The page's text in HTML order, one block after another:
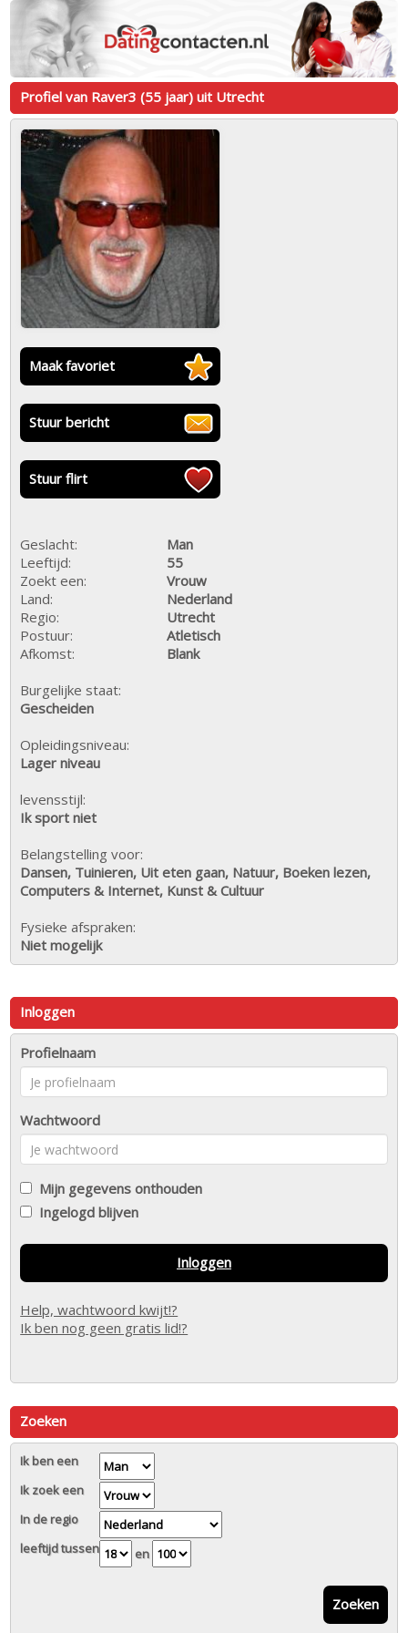
Profiel van Raver3 (55 jaar) uit Utrecht
Maak favoriet
Stuur bericht
Stuur flirt
Geslacht:
Man
Leeftijd:
55
Zoekt een:
Vrouw
Land:
Nederland
Regio:
Utrecht
Postuur:
Atletisch
Afkomst:
Blank
Burgelijke staat:
Gescheiden
Opleidingsniveau:
Lager niveau
levensstijl:
Ik sport niet
Belangstelling voor:
Dansen, Tuinieren, Uit eten gaan, Natuur, Boeken lezen,
Computers & Internet, Kunst & Cultuur
Fysieke afspraken:
Niet mogelijk
Inloggen
Profielnaam
Wachtwoord
Mijn gegevens onthouden
Ingelogd blijven
Inloggen
Help, wachtwoord kwijt!?
Ik ben nog geen gratis lid!?
Zoeken
Ik ben een
Ik zoek een
In de regio
leeftijd tussen
en
Zoeken